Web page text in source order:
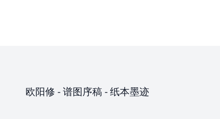
欧阳修 -谱图序稿- 纸本墨迹